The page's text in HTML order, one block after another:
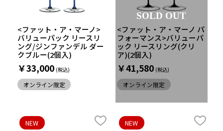
<ファット・ア・マーノ>
バリューパック リースリ
ング/ジンファンデル ダー
クブルー(2個入)
￥33,000
オンライン限定
<ファット・ア・マーノ パ
フォーマンス>バリューパ
ック リースリング(クリ
ア)(2個入)
￥41,580
オンライン限定
SOLD OUT
NEW NEW